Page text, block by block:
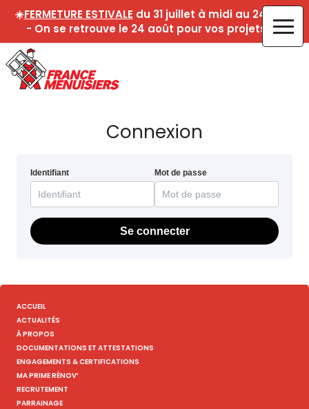
☀️FERMETURE ESTIVALE du 31 juillet à midi au 24 août
- On se retrouve le 24 août pour vos projets !☀️
Connexion
Identifiant Mot de passe
Se connecter
ACCUEIL
ACTUALITÉS
À PROPOS
DOCUMENTATIONS ET ATTESTATIONS
ENGAGEMENTS & CERTIFICATIONS
MA PRIME RÉNOV’
RECRUTEMENT
PARRAINAGE